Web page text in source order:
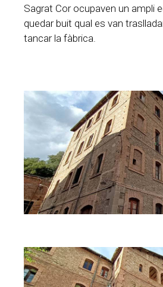
Sagrat Cor ocupaven un ampli
quedar buit qual es van
tancar la fàbrica.